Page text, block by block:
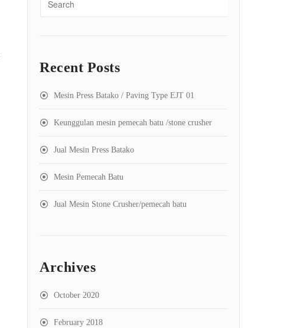
Recent Posts
Mesin Press Batako / Paving Type EJT 01
Keunggulan mesin pemecah batu /stone crusher
Jual Mesin Press Batako
Mesin Pemecah Batu
Jual Mesin Stone Crusher/pemecah batu
Archives
October 2020
February 2018